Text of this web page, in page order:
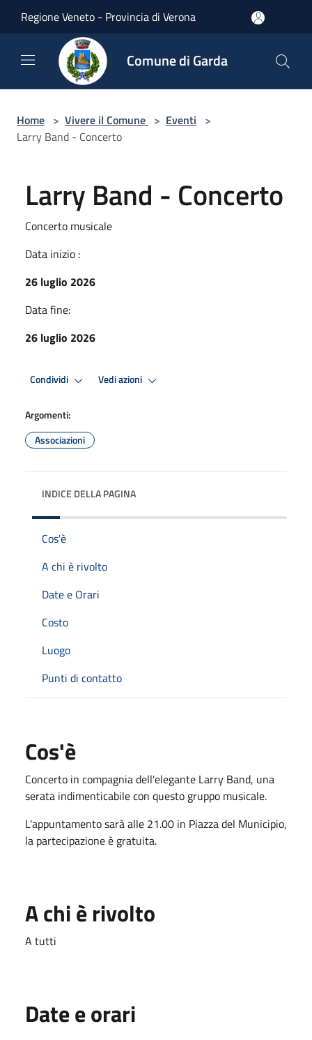
Regione Veneto - Provincia di Verona
Comune di Garda
Home > Vivere il Comune > Eventi >
Larry Band - Concerto
Larry Band - Concerto
Concerto musicale
Data inizio :
26 luglio 2026
Data fine:
26 luglio 2026
Condividi Vedi azioni
Argomenti:
Associazioni
INDICE DELLA PAGINA
Cos'è
A chi è rivolto
Date e Orari
Costo
Luogo
Punti di contatto
Cos'è
Concerto in compagnia dell'elegante Larry Band, una
serata indimenticabile con questo gruppo musicale.
L'appuntamento sarà alle 21.00 in Piazza del Municipio,
la partecipazione è gratuita.
A chi è rivolto
A tutti
Date e orari